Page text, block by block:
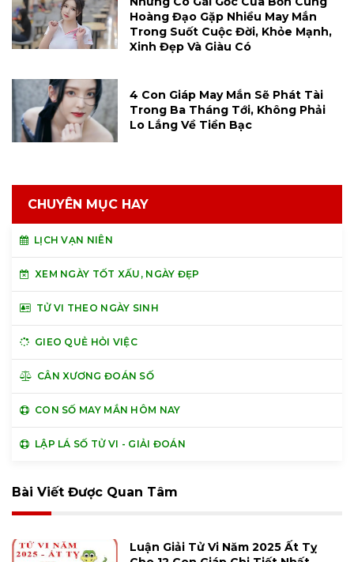
Hoàng Đạo Gặp Nhiều May Mắn
Trong Suốt Cuộc Đời, Khỏe Mạnh,
Xinh Đẹp Và Giàu Có
4 Con Giáp May Mắn Sẽ Phát Tài
Trong Ba Tháng Tới, Không Phải
Lo Lắng Về Tiền Bạc
CHUYÊN MỤC HAY
LỊCH VẠN NIÊN
XEM NGÀY TỐT XẤU, NGÀY ĐẸP
TỬ VI THEO NGÀY SINH
GIEO QUẺ HỎI VIỆC
CÂN XƯƠNG ĐOÁN SỐ
CON SỐ MAY MẮN HÔM NAY
LẬP LÁ SỐ TỬ VI - GIẢI ĐOÁN
Bài Viết Được Quan Tâm
Luận Giải Tử Vi Năm 2025 Ất Tỵ